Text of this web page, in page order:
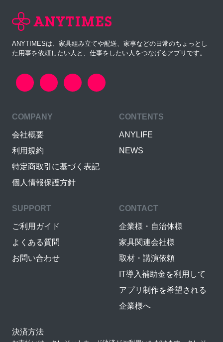
ANYTIMESは、家具組み立てや配送、家事などの日常のちょっとし
た用事を依頼したい人と、仕事をしたい人をつなげるアプリです。
COMPANY
会社概要
利用規約
特定商取引に基づく表記
個人情報保護方針
CONTENTS
ANYLIFE
NEWS
SUPPORT
ご利用ガイド
よくある質問
お問い合わせ
CONTACT
企業様・自治体様
家具関連会社様
取材・講演依頼
IT導入補助金を利用して
アプリ制作を希望される
企業様へ
決済方法